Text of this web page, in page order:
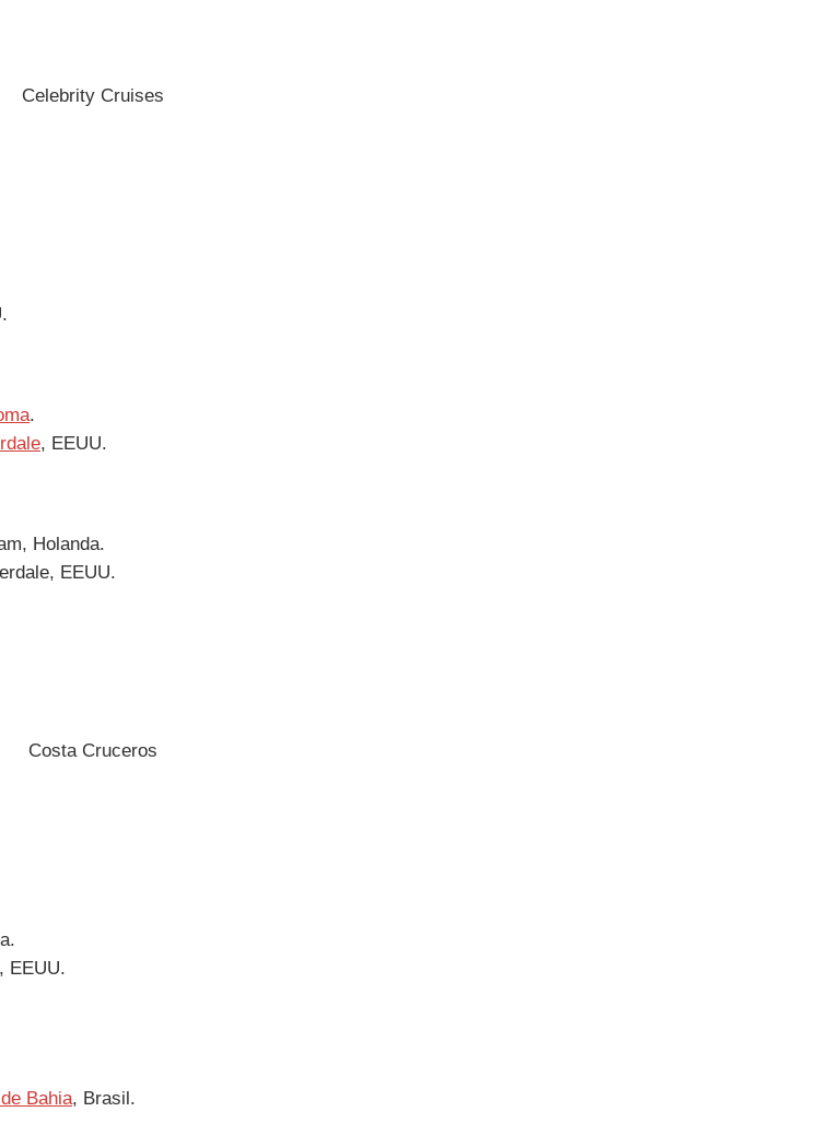
.
, EEUU.
Holanda.
EEUU.
EEUU.
Bahia, Brasil.